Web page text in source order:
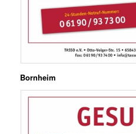
Bornheim